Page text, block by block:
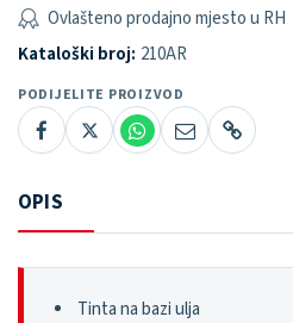
Ovlašteno prodajno mjesto u RH
Kataloški broj: 210AR
PODIJELITE PROIZVOD
OPIS
Tinta na bazi ulja